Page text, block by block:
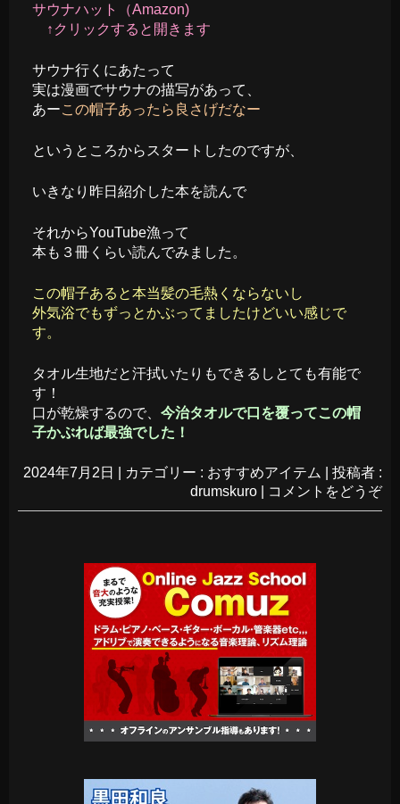
サウナハット（Amazon)
↑クリックすると開きます
サウナ行くにあたって
実は漫画でサウナの描写があって、
あーこの帽子あったら良さげだなー
というところからスタートしたのですが、
いきなり昨日紹介した本を読んで
それからYouTube漁って
本も３冊くらい読んでみました。
この帽子あると本当髪の毛熱くならないし
外気浴でもずっとかぶってましたけどいい感じで
す。
タオル生地だと汗拭いたりもできるしとても有能で
す！
口が乾燥するので、 今治タオルで口を覆ってこの帽
子かぶれば最強でした！
2024年7月2日 カテゴリー : おすすめアイテム
投稿者 :
drumskuro
コメントをどうぞ